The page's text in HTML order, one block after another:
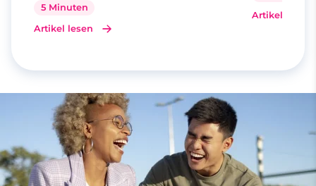
5 Minuten
Artikel lesen
Artikel lesen